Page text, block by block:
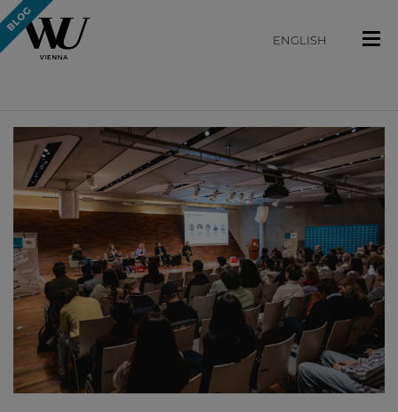
ENGLISH